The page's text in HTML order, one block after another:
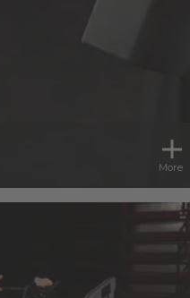
More